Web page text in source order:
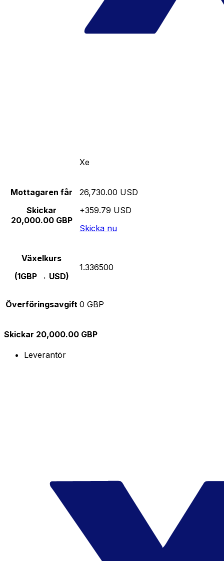
Xe
Mottagaren får
Skickar
20,000.00 GBP
26,730.00 USD
+359.79 USD
Skicka nu
Växelkurs
(1GBP → USD)
1.336500
Överföringsavgift 0 GBP
Skickar 20,000.00 GBP
Leverantör